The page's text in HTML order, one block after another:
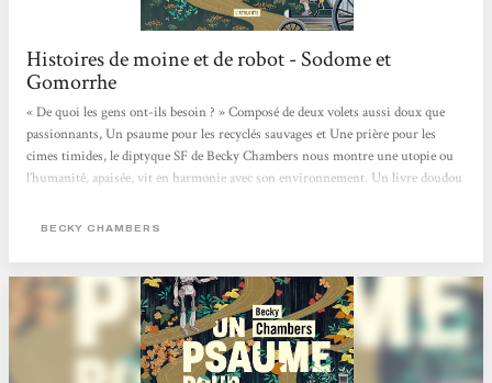
Histoires de moine et de robot - Sodome et
Gomorrhe
« De quoi les gens ont-ils besoin ? » Composé de deux volets aussi doux que
passionnants, Un psaume pour les recyclés sauvages et Une prière pour les
cimes timides, le diptyque SF de Becky Chambers nous montre une utopie ou
l’humanité, apaisée, vit en harmonie avec son environnement. Un livre doudou
où concurrence et compétition guident bon nombre de nos interactions.
entre eux et avec leur environnement. Dans ce monde apaisé,...
BECKY CHAMBERS